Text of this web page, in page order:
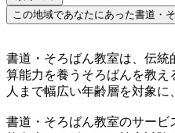
この地域であなたにあった書道・
書道・そろばん教室は、伝
算能力を養うそろばんを教
人まで幅広い年齢層を対象に
書道・そろばん教室のサー